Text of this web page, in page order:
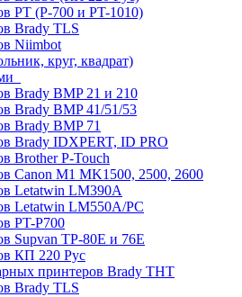
PT (P-700 и PT-1010)
Brady TLS
Niimbot
круг, квадрат)
Brady BMP 21 и 210
Brady BMP 41/51/53
Brady BMP 71
Brady IDXPERT, ID PRO
Brother P-Touch
Canon M1 MK1500, 2500, 2600
Letatwin LM390A
Letatwin LM550A/PC
PT-P700
Supvan TP-80E и 76E
КП 220 Рус
принтеров Brady THT
Brady TLS